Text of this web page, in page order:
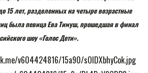
15 лет, разделенных на четыре возрастные
была певица Ева Тимуш, прошедшая в финал
шоу «Голос Дети».